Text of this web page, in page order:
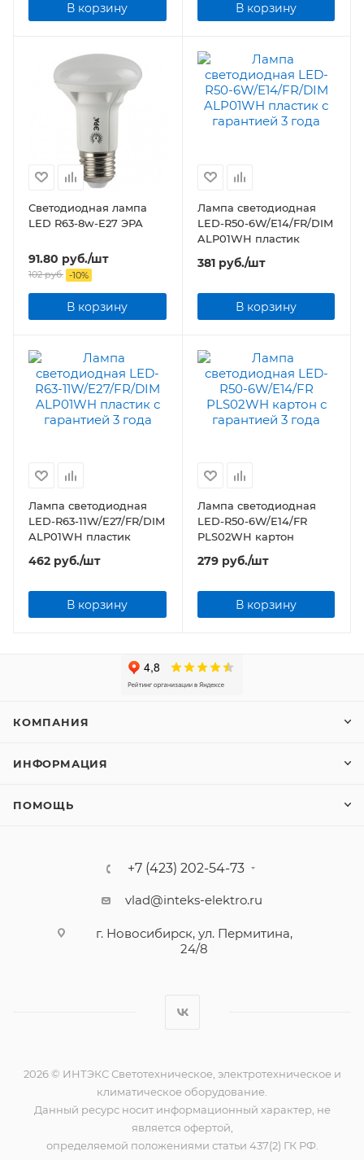
В корзину В корзину
Светодиодная лампа
LED R63-8w-E27 ЭРА
91.80 руб./шт
102руб. -10%
В корзину
Лампа светодиодная
LED-R50-6W/E14/FR/DIM
ALP01WH пластик
381руб./шт
В корзину
Лампа светодиодная
LED-R63-11W/E27/FR/DIM
ALP01WH пластик
462 руб./шт
В корзину
Лампа светодиодная
LED-R50-6W/E14/FR
PLS02WH картон
279руб./шт
В корзину
КОМПАНИЯ
ИНФОРМАЦИЯ
ПОМОЩЬ
+7 (423) 202-54-73
vlad@inteks-elektro.ru
г. Новосибирск, ул. Пермитина,
24/8
2026 © ИНТЭКС Светотехническое, электротехническое и
климатическое оборудование.
Данный ресурс носит информационный характер, не
является офертой,
определяемой положениями статьи 437(2) ГК РФ.